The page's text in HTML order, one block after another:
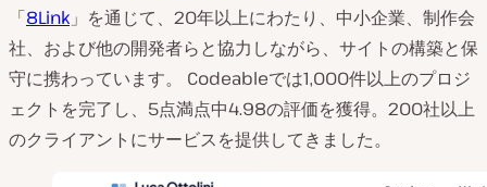
ア
ン
ト
の
国
「8Link 」を通じて、20年以上にわたり、中小企業、制作会
社、および他の開発者らと協力しながら、サイトの構築と保
守に携わっています。 Codeableでは1,000件以上のプロジ
ェクトを完了し、5点満点中4.98の評価を獲得。200社以上
のクライアントにサービスを提供してきました。